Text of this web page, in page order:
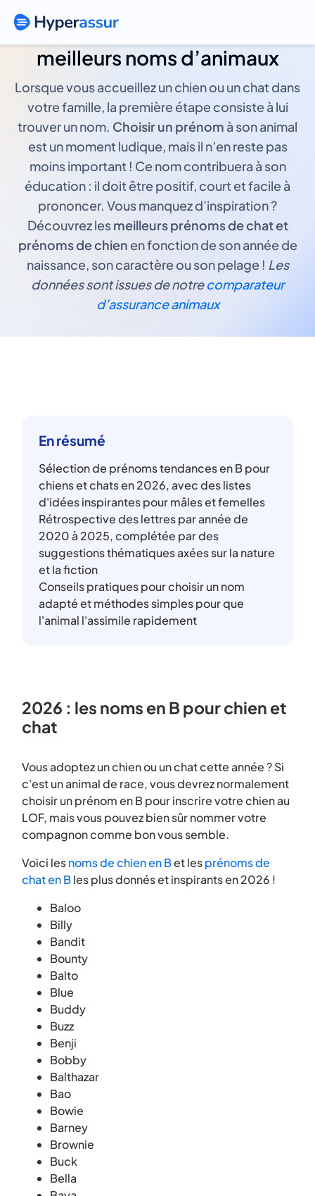
Prénoms de chat et chien : les
meilleurs noms d’animaux
Lorsque vous accueillez un chien ou un chat dans
votre famille, la première étape consiste à lui
trouver un nom. Choisir un prénom à son animal
est un moment ludique, mais il n’en reste pas
moins important ! Ce nom contribuera à son
éducation : il doit être positif, court et facile à
prononcer. Vous manquez d’inspiration ?
Découvrez lesmeilleurs prénoms de chat et
prénoms de chien en fonction de son année de
naissance, son caractère ou son pelage ! Les
données sont issues de notrecomparateur
d’assurance animaux
En résumé
Sélection de prénoms tendances en B pour
chiens et chats en 2026, avec des listes
d'idées inspirantes pour mâles et femelles
Rétrospective des lettres par année de
2020 à 2025, complétée par des
suggestions thématiques axées sur la nature
et la fiction
Conseils pratiques pour choisir un nom
adapté et méthodes simples pour que
l'animal l'assimile rapidement
2026 : les noms en B pour chien et
chat
Vous adoptez un chien ou un chat cette année ? Si
c'est un animal de race, vous devrez normalement
choisir un prénom en B pour inscrire votre chien au
LOF, mais vous pouvez bien sûr nommer votre
compagnon comme bon vous semble.
Voici lesnoms de chien en Bet lesprénoms de
chat en Bles plus donnés et inspirants en 2026 !
Baloo
Billy
Bandit
Bounty
Balto
Blue
Buddy
Buzz
Benji
Bobby
Balthazar
Bao
Bowie
Barney
Brownie
Buck
Bella